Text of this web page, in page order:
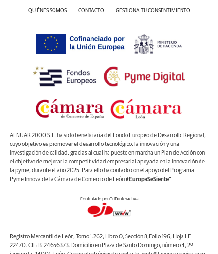
QUIÉNES SOMOS CONTACTO GESTIONA TU CONSENTIMIENTO
ALNUAR 2000 S.L. ha sido beneficiaria del Fondo Europeo de Desarrollo Regional,
cuyo objetivo es promover el desarrollo tecnológico, la innovación y una
investigación de calidad, gracias al cual ha puesto en marcha un Plan de Acción con
el objetivo de mejorar la competitividad empresarial apoyada en la innovación de
la pyme, durante el año 2025. Para ello ha contado con el apoyo del Programa
Pyme Innova de la Cámara de Comercio de León#EuropaSeSiente”
Controlado por OJDinteractiva
Registro Mercantil de León, Tomo 1.262, Libro O, Sección 8,Folio 196, Hoja LE
22470. CIF: B-24656373. Domicilio en Plaza de Santo Domingo, número 4, 2º